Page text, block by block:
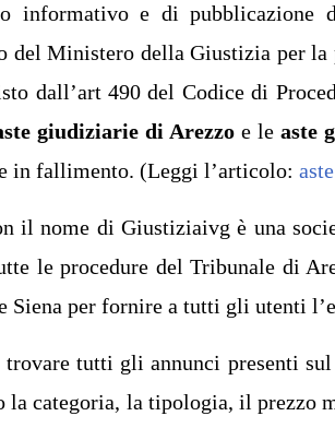
informativo e di pubblicazione
del Ministero della Giustizia per la
dall’art 490 del Codice di
giudiziarie di Arezzo e le aste
in fallimento. (Leggi l’articolo:
il nome di Giustiziaivg è una
le procedure del Tribunale di
per fornire a tutti gli utenti
tutti gli annunci presenti
categoria, la tipologia, il prezzo